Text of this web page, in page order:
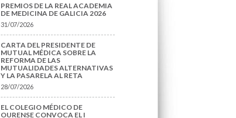
PREMIOS DE LA REAL ACADEMIA
DE MEDICINA DE GALICIA 2026
31/07/2026
CARTA DEL PRESIDENTE DE
MUTUAL MÉDICA SOBRE LA
REFORMA DE LAS
MUTUALIDADES ALTERNATIVAS
Y LA PASARELA AL RETA
28/07/2026
EL COLEGIO MÉDICO DE
OURENSE CONVOCA EL I